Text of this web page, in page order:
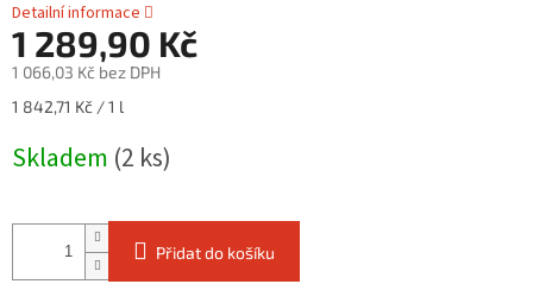
Detailní informace
1 289,90 Kč
1 066,03 Kč bez DPH
Měrná
1 842,71 Kč / 1 l
Skladem (2 ks)
Přidat do košíku